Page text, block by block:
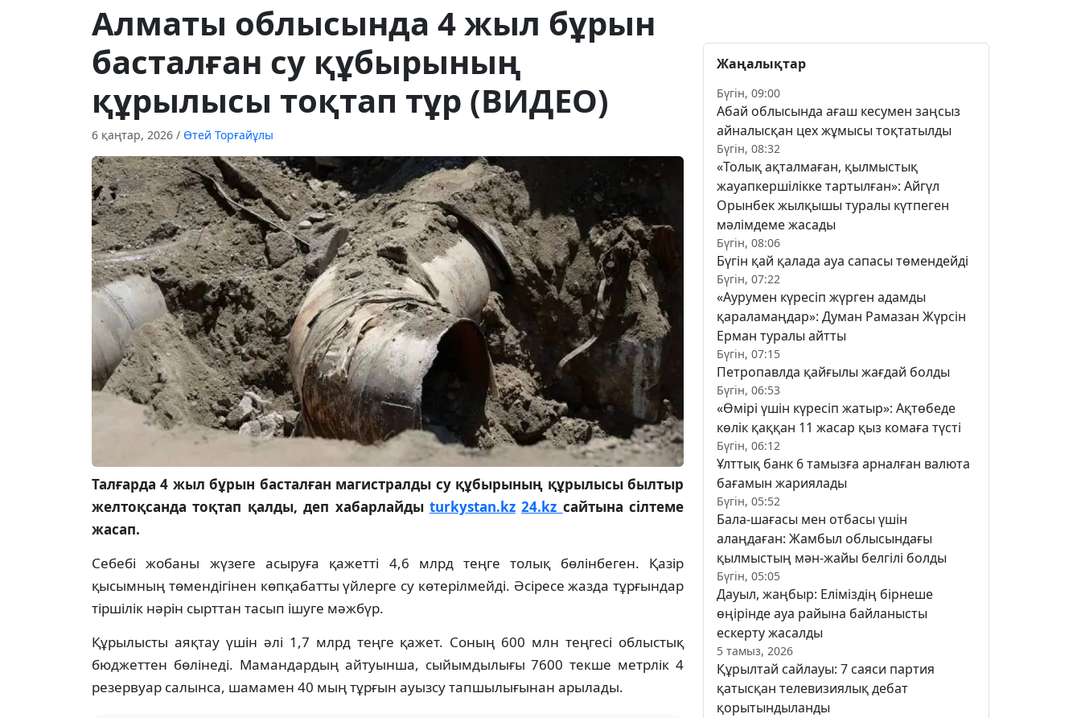
Алматы облысында 4 жыл бұрын
басталған су құбырының
құрылысы тоқтап тұр (ВИДЕО)
6 қаңтар, 2026 / Өтей Торғайұлы
Талғарда 4 жыл бұрын басталған магистралды су құбырының құрылысы былтыр
желтоқсанда тоқтап қалды, деп хабарлайды turkystan.kz 24.kz сайтына сілтеме
жасап.
Себебі жобаны жүзеге асыруға қажетті 4,6 млрд теңге толық бөлінбеген. Қазір
қысымның төмендігінен көпқабатты үйлерге су көтерілмейді. Әсіресе жазда тұрғындар
тіршілік нәрін сырттан тасып ішуге мәжбүр.
Құрылысты аяқтау үшін әлі 1,7 млрд теңге қажет. Соның 600 млн теңгесі облыстық
бюджеттен бөлінеді. Мамандардың айтуынша, сыйымдылығы 7600 текше метрлік 4
резервуар салынса, шамамен 40 мың тұрғын ауызсу тапшылығынан арылады.
Жаңалықтар
Бүгін, 09:00
Абай облысында ағаш кесумен заңсыз
айналысқан цех жұмысы тоқтатылды
Бүгін, 08:32
«Толық ақталмаған, қылмыстық
жауапкершілікке тартылған»: Айгүл
Орынбек жылқышы туралы күтпеген
мәлімдеме жасады
Бүгін, 08:06
Бүгін қай қалада ауа сапасы төмендейді
Бүгін, 07:22
«Аурумен күресіп жүрген адамды
қараламаңдар»: Думан Рамазан Жүрсін
Ерман туралы айтты
Бүгін, 07:15
Петропавлда қайғылы жағдай болды
Бүгін, 06:53
«Өмірі үшін күресіп жатыр»: Ақтөбеде
көлік қаққан 11 жасар қыз комаға түсті
Бүгін, 06:12
Ұлттық банк 6 тамызға арналған валюта
бағамын жариялады
Бүгін, 05:52
Бала-шағасы мен отбасы үшін
алаңдаған: Жамбыл облысындағы
қылмыстың мән-жайы белгілі болды
Бүгін, 05:05
Дауыл, жаңбыр: Еліміздің бірнеше
өңірінде ауа райына байланысты
ескерту жасалды
5 тамыз, 2026
Құрылтай сайлауы: 7 саяси партия
қатысқан телевизиялық дебат
қорытындыланды